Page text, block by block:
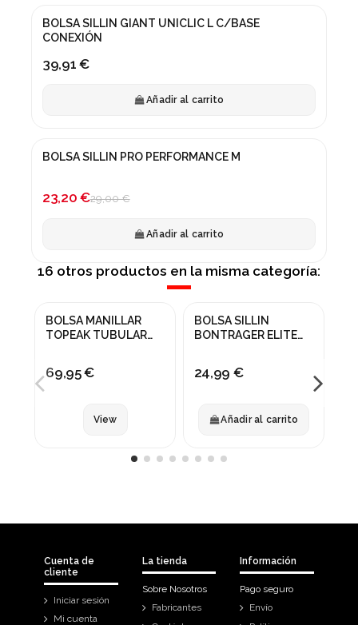
BOLSA SILLIN GIANT UNICLIC L C/BASE
CONEXIÓN
39,91 €
Añadir al carrito
¡En oferta!
BOLSA SILLIN PRO PERFORMANCE M
23,20 €29,00 €
Añadir al carrito
16 otros productos en la misma categoría:
BOLSA MANILLAR
TOPEAK TUBULAR
69,95 €
View
BOLSA SILLIN
BONTRAGER ELITE
24,99 €
Añadir al carrito
Cuenta de
cliente
Iniciar sesión
Mi cuenta
La tienda
Sobre Nosotros
Fabricantes
Información
Pago seguro
Envío